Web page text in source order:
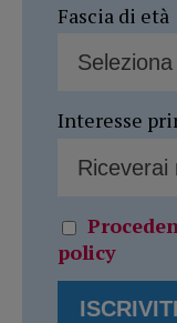
Fascia di età
Interesse
policy